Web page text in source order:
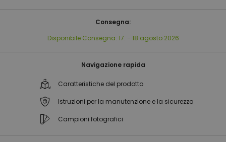
Consegna:
Disponibile Consegna: 17. - 18 agosto 2026
Navigazione rapida
Caratteristiche del prodotto
Istruzioni per la manutenzione e la sicurezza
Campioni fotografici